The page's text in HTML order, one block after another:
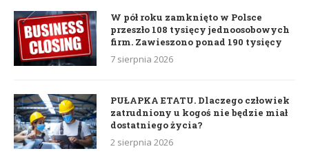
W pół roku zamknięto w Polsce
przeszło 108 tysięcy jednoosobowych
firm. Zawieszono ponad 190 tysięcy
7 sierpnia 2026
PUŁAPKA ETATU. Dlaczego człowiek
zatrudniony u kogoś nie będzie miał
dostatniego życia?
2 sierpnia 2026